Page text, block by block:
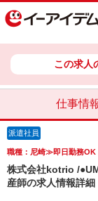
この求人
仕事情
派遣社員
職種：尼崎≫即日勤務OK
株式会社kotrio /
産師の求人情報詳